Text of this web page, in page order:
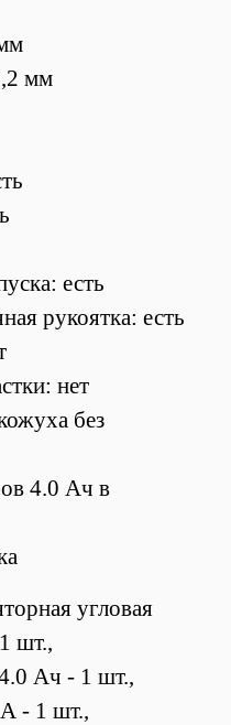
мм
есть
рукоятка: есть
нет
без
4.0 Ач в
угловая
шт.,
Ач - 1 шт.,
А - 1 шт.,